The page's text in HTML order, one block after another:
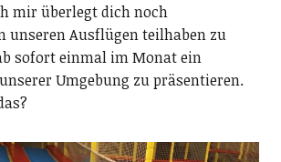
mir überlegt dich noch
unseren Ausflügen teilhaben zu
sofort einmal im Monat ein
Umgebung zu präsentieren.